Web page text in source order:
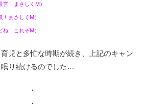
営！まさしくM）
！まさしくM）
ね！これぞM）
児と多忙な時期が続き、上記のキャン
り続けるのでした…
・
・